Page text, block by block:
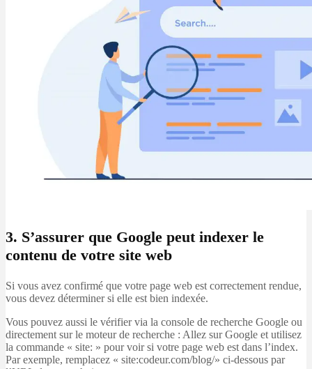
3. S’assurer que Google peut indexer le
contenu de votre site web
Si vous avez confirmé que votre page web est correctement rendue,
vous devez déterminer si elle est bien indexée.
Vous pouvez aussi le vérifier via la console de recherche Google ou
directement sur le moteur de recherche : Allez sur Google et utilisez
la commande « site: » pour voir si votre page web est dans l’index.
Par exemple, remplacez « site:codeur.com/blog/» ci-dessous par